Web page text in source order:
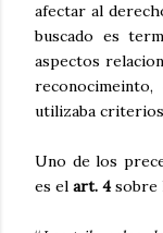
afectar al
buscado es
aspectos
utilizaba
Uno de los
es el art. 4sobre